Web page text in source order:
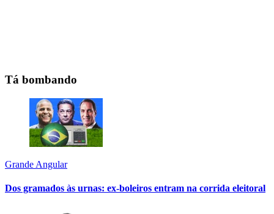
Tá bombando
Grande Angular
Dos gramados às urnas: ex-boleiros entram na corrida eleitoral